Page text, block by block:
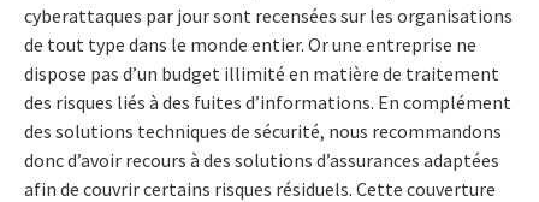
cyberattaques par jour sont recensées sur les organisations
de tout type dans le monde entier. Or une entreprise ne
dispose pas d’un budget illimité en matière de traitement
des risques liés à des fuites d’informations. En complément
des solutions techniques de sécurité, nous recommandons
donc d’avoir recours à des solutions d’assurances adaptées
afin de couvrir certains risques résiduels. Cette couverture